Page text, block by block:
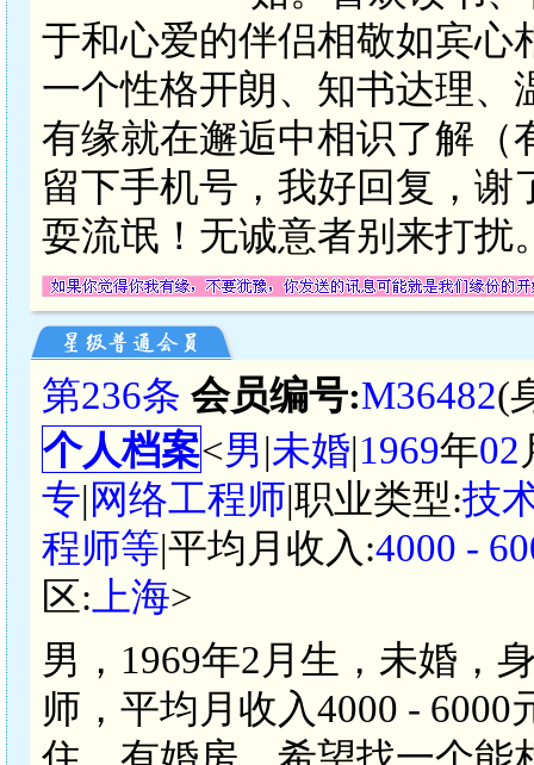
于和心爱的伴侣相敬如宾心
一个性格开朗、知书达理、
有缘就在邂逅中相识了解（
留下手机号，我好回复，
耍流氓！无诚意者别来打扰
第236条 会员编号:M36482(
个人档案<男|未婚|1969年02
专|网络工程师|职业类型:技
程师等|平均月收入:4000 -
区: 上海>
男，1969年2月生，未婚，
师，平均月收入4000 -